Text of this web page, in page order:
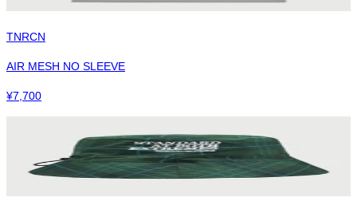
TNRCN
AIR MESH NO SLEEVE
¥7,700